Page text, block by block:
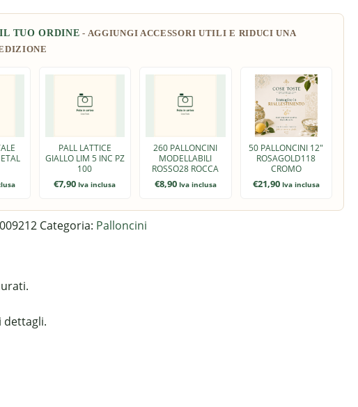
TUO ORDINE
PALL LATTICE
GIALLO LIM 5 INC PZ
100
€7,90 Iva inclusa
260 PALLONCINI
MODELLABILI
ROSSO28 ROCCA
€8,90 Iva inclusa
50 PALLONCINI 12"
ROSAGOLD118
CROMO
€21,90 Iva inclusa
Categoria: Palloncini
dettagli.